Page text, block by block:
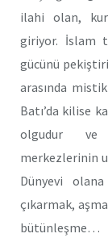
ilahi olan,
giriyor. İslam
gücünü
arasında
Batı’da kilise
olgudur ve
merkezlerinin
Dünyevi
çıkarmak,
bütünleşme…